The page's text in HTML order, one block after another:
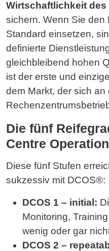
Wirtschaftlichkeit des
sichern. Wenn Sie den
Standard einsetzen,
definierte
gleichbleibend hohen
ist der erste und
dem Markt, der sich
Die fünf
Centre
Diese fünf Stufen
sukzessiv mit DCOS®:
DCOS 1 – initial:
Monitoring,
wenig oder gar
DCOS 2 –